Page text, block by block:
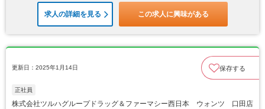
求人の詳細を見る この求人に興味がある
更新日：2025年1月14日 保存する
正社員
株式会社ツルハグループドラッグ＆ファーマシー西日本 ウォンツ 口田店